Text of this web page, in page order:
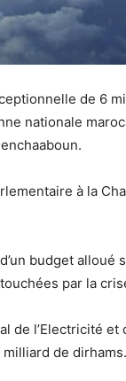
de 6
nationale
à la
budget
par la
de l’Electricité et
milliard de dirhams.